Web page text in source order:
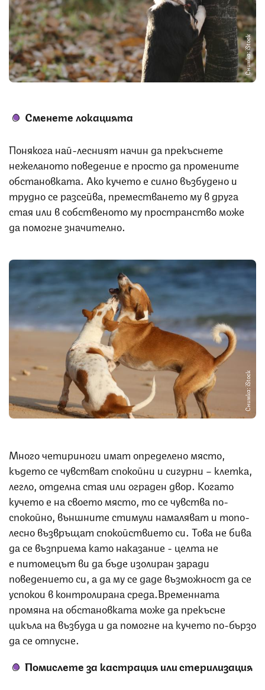
Снимка: iStock
Сменете локацията
Понякога най-лесният начин да прекъснете
нежеланото поведение е просто да промените
обстановката. Ако кучето е силно възбудено и
трудно се разсейва, преместването му в друга
стая или в собственото му пространство може
да помогне значително.
Снимка: iStock
Много четириноги имат определено място,
където се чувстват спокойни и сигурни – клетка,
легло, отделна стая или ограден двор. Когато
кучето е на своето място, то се чувства по-
спокойно, външните стимули намаляват и топо-
лесно възвръщат спокойствието си. Това не бива
да се възприема като наказание - целта не
е питомецът ви да бъде изолиран заради
поведението си, а да му се даде възможност да се
успокои в контролирана среда.Временната
промяна на обстановката може да прекъсне
цикъла на възбуда и да помогне на кучето по-бързо
да се отпусне.
Помислете за кастрация или стерилизация